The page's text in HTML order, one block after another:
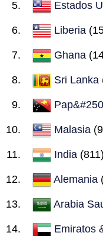
Estados
Liberia
Ghana
Sri Lanka
Malasia
India (811)
Alemania
Arabia
Emiratos